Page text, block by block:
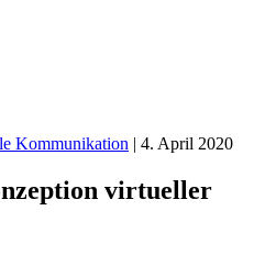
Kommunikation | 4. April 2020
virtueller